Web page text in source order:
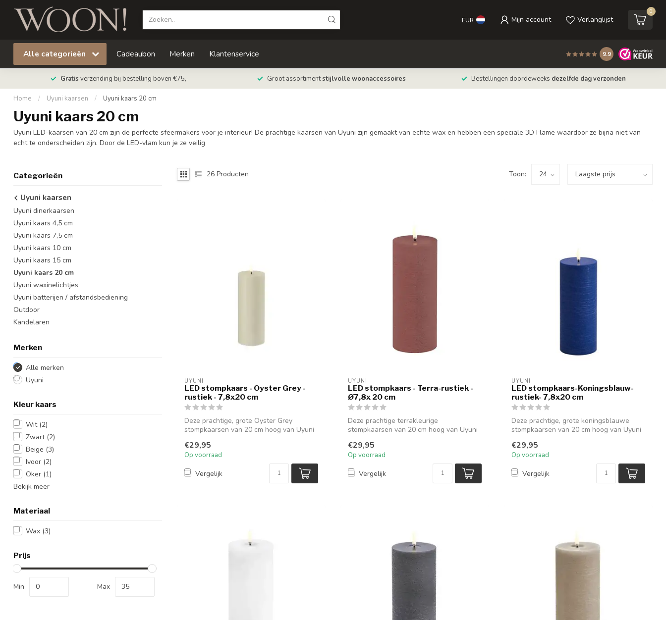
EUR Mijn account Verlanglijst
0
Alle categorieën Cadeaubon Merken Klantenservice 9.9
Gratis verzending bij bestelling boven €75,- Groot assortimentstijlvolle woonaccessoires Bestellingen doordeweeks dezelfde dag verzonden
Home / Uyuni kaarsen / Uyuni kaars 20 cm
Uyuni kaars 20 cm
Uyuni LED-kaarsen van 20 cm zijn de perfecte sfeermakers voor je interieur! De prachtige kaarsen van Uyuni zijn gemaakt van echte wax en hebben een speciale 3D Flame waardoor ze bijna niet van
echt te onderscheiden zijn. Door de LED-vlam kun je ze veilig
Categorieën
Uyuni kaarsen
Uyuni dinerkaarsen
Uyuni kaars 4,5 cm
Uyuni kaars 7,5 cm
Uyuni kaars 10 cm
Uyuni kaars 15 cm
Uyuni kaars 20 cm
Uyuni waxinelichtjes
Uyuni batterijen / afstandsbediening
Outdoor
Kandelaren
Merken
Alle merken
Uyuni
Kleur kaars
Wit (2)
Zwart (2)
Beige (3)
Ivoor (2)
Oker (1)
Bekijk meer
Materiaal
Wax (3)
Prijs
Min Max
26 Producten Toon:
UYUNI
LED stompkaars - Oyster Grey -
rustiek - 7,8x20 cm
Deze prachtige, grote Oyster Grey
stompkaarsen van 20 cm hoog van Uyuni
€29,95
Op voorraad
Vergelijk
UYUNI
LED stompkaars - Terra-rustiek -
Ø7,8x 20 cm
Deze prachtige terrakleurige
stompkaarsen van 20 cm hoog van Uyuni
€29,95
Op voorraad
Vergelijk
UYUNI
LED stompkaars-Koningsblauw-
rustiek- 7,8x20 cm
Deze prachtige, grote koningsblauwe
stompkaarsen van 20 cm hoog van Uyuni
€29,95
Op voorraad
Vergelijk